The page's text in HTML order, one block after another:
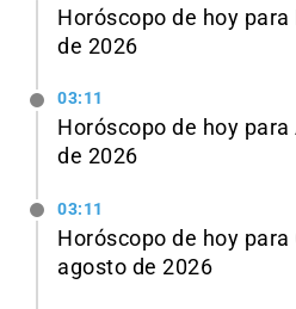
Horóscopo de hoy
de 2026
03:11
Horóscopo de hoy
de 2026
03:11
Horóscopo de hoy
agosto de 2026